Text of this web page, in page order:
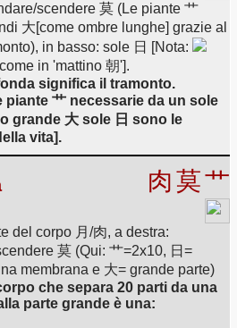
scendere 莫 (Le piante 艹
大[come ombre lunghe] grazie al
in basso: sole 日 [Nota:
in 'mattino 朝'].
significa il tramonto.
piante 艹 necessarie da un sole
grande 大 sole 日 sono le
vita].
肉莫艹
del corpo 月/肉, a destra:
莫 (Qui: 艹=2x10, 日=
membrana e 大= grande parte)
che separa 20 parti da una
parte grande è una: